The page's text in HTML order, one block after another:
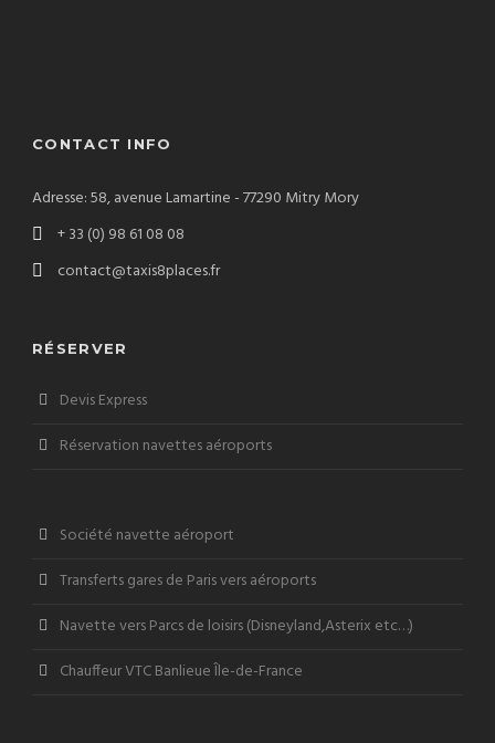
CONTACT INFO
Adresse: 58, avenue Lamartine - 77290 Mitry Mory
+ 33 (0) 98 61 08 08
contact@taxis8places.fr
RÉSERVER
Devis Express
Réservation navettes aéroports
Société navette aéroport
Transferts gares de Paris vers aéroports
Navette vers Parcs de loisirs (Disneyland,Asterix etc…)
Chauffeur VTC Banlieue Île-de-France